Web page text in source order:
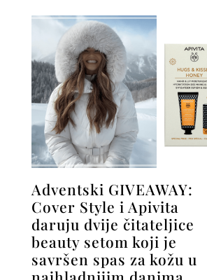
Adventski GIVEAWAY:
Cover Style i Apivita
daruju dvije čitateljice
beauty setom koji je
savršen spas za kožu u